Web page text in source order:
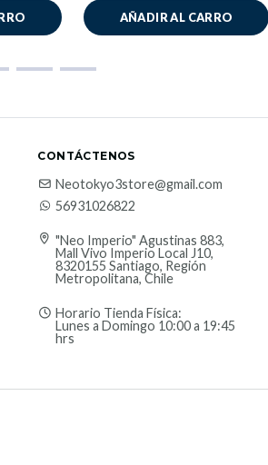
AÑADIR AL CARRO
CONTÁCTENOS
Neotokyo3store@gmail.com
56931026822
"Neo Imperio" Agustinas 883,
Mall Vivo Imperio Local J10,
8320155 Santiago, Región
Metropolitana, Chile
Horario Tienda Física:
Lunes a Domingo 10:00 a 19:45
hrs